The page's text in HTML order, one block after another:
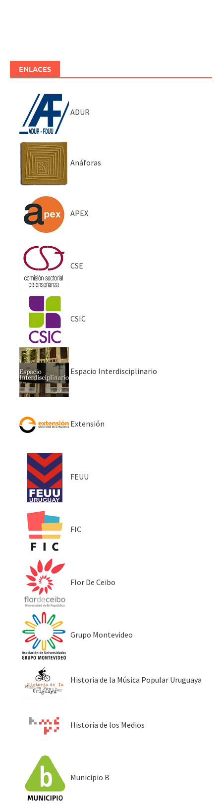
ENLACES
ADUR
Anáforas
APEX
CSE
CSIC
Espacio Interdisciplinario
Extensión
FEUU
FIC
Flor De Ceibo
Grupo Montevideo
Historia de la Música Popular Uruguaya
Historia de los Medios
Municipio B